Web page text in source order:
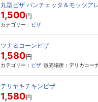
丸型ピザ パンチェッタ＆モッツア
1,500円
カテゴリー： ピザ
ツナ＆コーンピザ
1,580円
カテゴリー： ピザ 販売場所：デリカコー
テリヤキチキンピザ
1,580円